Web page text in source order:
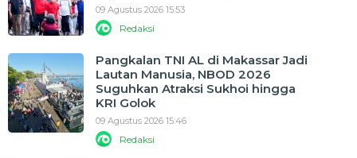
09 Agustus 2026 15:53
Redaksi
Pangkalan TNI AL di Makassar Jadi
Lautan Manusia, NBOD 2026
Suguhkan Atraksi Sukhoi hingga
KRI Golok
09 Agustus 2026 15:46
Redaksi